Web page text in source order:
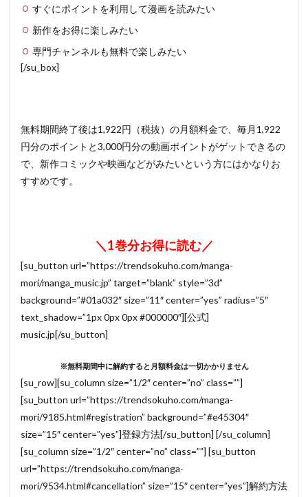
すぐにポイントを利用して漫画を読みたい
新作をお得に楽しみたい
専門チャンネルも無料で楽しみたい
[/su_box]
無料期間終了後は1,922円（税抜）の月額料金で、毎月1,922
円分のポイントと3,000円分の動画ポイントがゲットできるの
で、新作コミックや映画などがみたいという方にはかなりお
すすめです。
＼1巻分お得に読む／
[su_button url=”https://trendsokuho.com/manga-
mori/manga_music.jp” target=”blank” style=”3d”
background=”#01a032″ size=”11″ center=”yes” radius=”5″
text_shadow=”1px 0px 0px #000000″][公式]
music.jp[/su_button]
※無料期間中に解約すると月額料金は一切かかりません
[su_row][su_column size=”1/2″ center=”no” class=””]
[su_button url=”https://trendsokuho.com/manga-
mori/9185.html#registration” background=”#e45304″
size=”15″ center=”yes”]登録方法[/su_button] [/su_column]
[su_column size=”1/2″ center=”no” class=””] [su_button
url=”https://trendsokuho.com/manga-
mori/9534.html#cancellation” size=”15″ center=”yes”]解約方法